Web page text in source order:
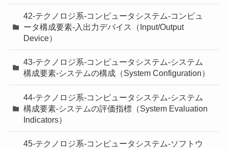
42-テクノロジ系-コンピュータシステム-コンピュ
ータ構成要素-入出力デバイス（Input/Output
Device）
43-テクノロジ系-コンピュータシステム-システム
構成要素-システムの構成（System Configuration）
44-テクノロジ系-コンピュータシステム-システム
構成要素-システムの評価指標（System Evaluation
Indicators）
45-テクノロジ系-コンピュータシステム-ソフトウ